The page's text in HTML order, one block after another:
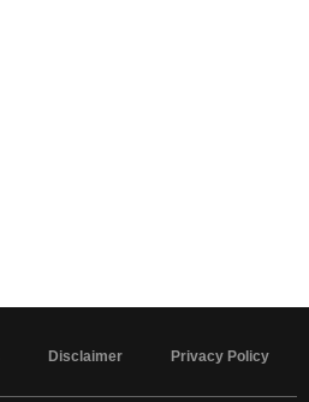
Disclaimer Privacy Policy